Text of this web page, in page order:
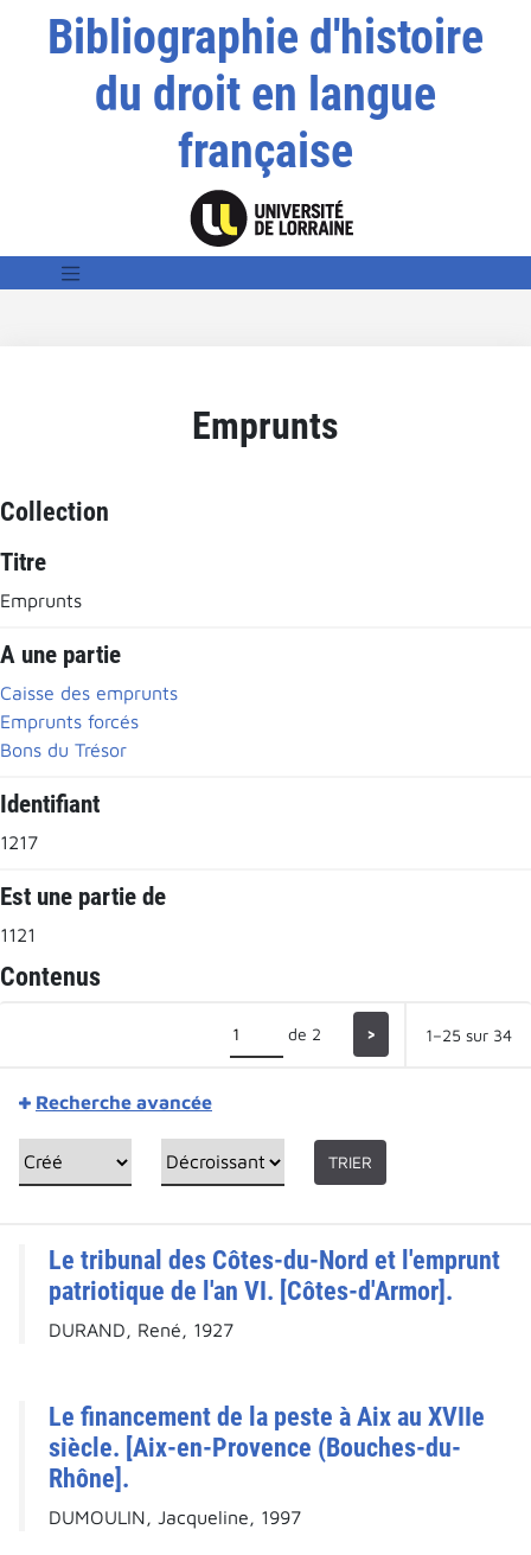
Bibliographie d'histoire
du droit en langue
française
Emprunts
Collection
Titre
Emprunts
A une partie
Caisse des emprunts
Emprunts forcés
Bons du Trésor
Identifiant
1217
Est une partie de
1121
Contenus
de 2 > 1–25 sur 34
Recherche avancée
TRIER
Le tribunal des Côtes-du-Nord et l'emprunt
patriotique de l'an VI. [Côtes-d'Armor].
DURAND, René, 1927
Le financement de la peste à Aix au XVIIe
siècle. [Aix-en-Provence (Bouches-du-
Rhône].
DUMOULIN, Jacqueline, 1997